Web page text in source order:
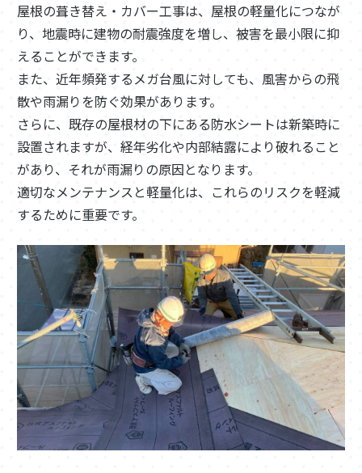
屋根の葺き替え・カバー工事は、屋根の軽量化につなが
り、地震時に建物の耐震強度を増し、被害を最小限に抑
えることができます。
また、近年頻発するメガ台風に対しても、風害からの飛
散や雨漏りを防ぐ効果があります。
さらに、既存の屋根材の下にある防水シートは新築時に
設置されますが、経年劣化や内部結露により破れること
があり、それが雨漏りの原因となります。
適切なメンテナンスと軽量化は、これらのリスクを軽減
するために重要です。